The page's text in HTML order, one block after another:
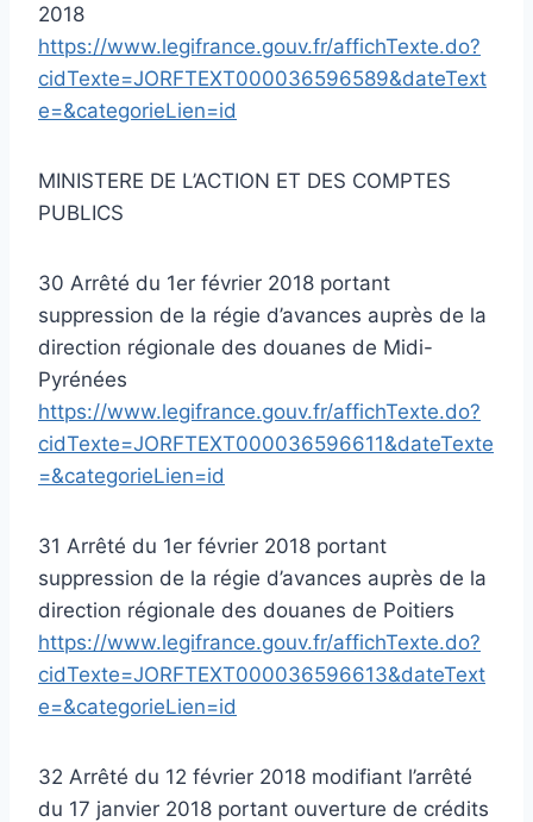
2018
https://www.legifrance.gouv.fr/affichTexte.do?
cidTexte=JORFTEXT000036596589&dateText
e=&categorieLien=id
MINISTERE DE L’ACTION ET DES COMPTES
PUBLICS
30 Arrêté du 1er février 2018 portant
suppression de la régie d’avances auprès de la
direction régionale des douanes de Midi-
Pyrénées
https://www.legifrance.gouv.fr/affichTexte.do?
cidTexte=JORFTEXT000036596611&dateTexte
=&categorieLien=id
31 Arrêté du 1er février 2018 portant
suppression de la régie d’avances auprès de la
direction régionale des douanes de Poitiers
https://www.legifrance.gouv.fr/affichTexte.do?
cidTexte=JORFTEXT000036596613&dateText
e=&categorieLien=id
32 Arrêté du 12 février 2018 modifiant l’arrêté
du 17 janvier 2018 portant ouverture de crédits